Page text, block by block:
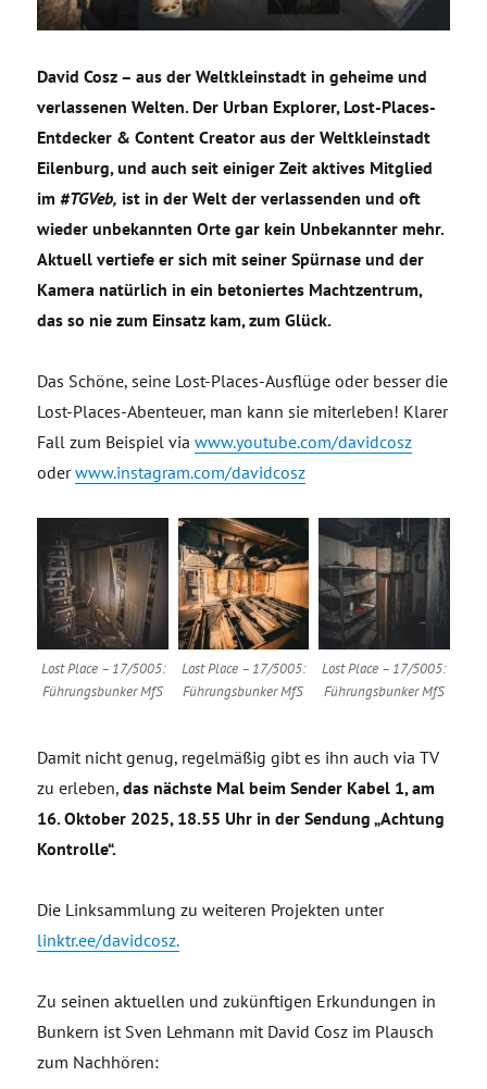
David Cosz – aus der Weltkleinstadt in geheime und
verlassenen Welten. Der Urban Explorer, Lost-Places-
Entdecker & Content Creator aus der Weltkleinstadt
Eilenburg, und auch seit einiger Zeit aktives Mitglied
im#TGVeb, ist in der Welt der verlassenden und oft
wieder unbekannten Orte gar kein Unbekannter mehr.
Aktuell vertiefe er sich mit seiner Spürnase und der
Kamera natürlich in ein betoniertes Machtzentrum,
das so nie zum Einsatz kam, zum Glück.
Das Schöne, seine Lost-Places-Ausflüge oder besser die
Lost-Places-Abenteuer, man kann sie miterleben! Klarer
Fall zum Beispiel viawww.youtube.com/davidcosz
oderwww.instagram.com/davidcosz
Lost Place – 17/5005:
Führungsbunker MfS
Lost Place – 17/5005:
Führungsbunker MfS
Lost Place – 17/5005:
Führungsbunker MfS
Damit nicht genug, regelmäßig gibt es ihn auch via TV
zu erleben,das nächste Mal beim Sender Kabel 1, am
16. Oktober 2025, 18.55 Uhr in der Sendung „Achtung
Kontrolle“.
Die Linksammlung zu weiteren Projekten unter
linktr.ee/davidcosz.
Zu seinen aktuellen und zukünftigen Erkundungen in
Bunkern ist Sven Lehmann mit David Cosz im Plausch
zum Nachhören: